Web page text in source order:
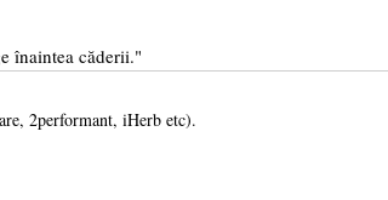
înaintea căderii."
2performant, iHerb etc).